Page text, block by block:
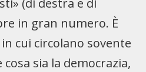
(di destra e di
in gran numero. È
cui circolano sovente
sia la democrazia,